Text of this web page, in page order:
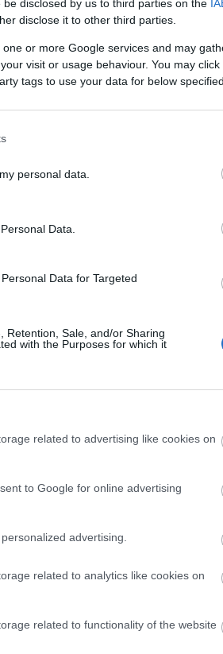
disclosed by us to third parties on the
disclose it to other third parties.
or more Google services and may
visit or usage behaviour. You may
tags to use your data for below
personal data.
Data.
Data for Targeted
Retention, Sale, and/or Sharing
with the Purposes for which it
related to advertising like cookies on
to Google for online advertising
advertising.
related to analytics like cookies on
related to functionality of the website
sama ja samassa
mitalitaistoon.
henkilökohtaisista
kultamitalin.
km P/V